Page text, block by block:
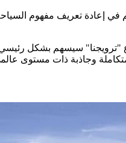
إعادة تعريف مفهوم
سيسهم بشكل
وجاذبة ذات مستوى